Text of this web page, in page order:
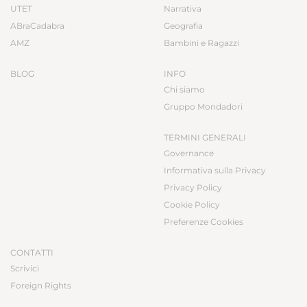
UTET
ABraCadabra
AMZ
BLOG
Narrativa
Geografia
Bambini e Ragazzi
INFO
Chi siamo
Gruppo Mondadori
TERMINI GENERALI
Governance
Informativa sulla Privacy
Privacy Policy
Cookie Policy
Preferenze Cookies
CONTATTI
Scrivici
Foreign Rights